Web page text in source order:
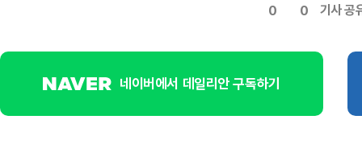
0 0 기사 공
네이버에서 데일리안 구독하기